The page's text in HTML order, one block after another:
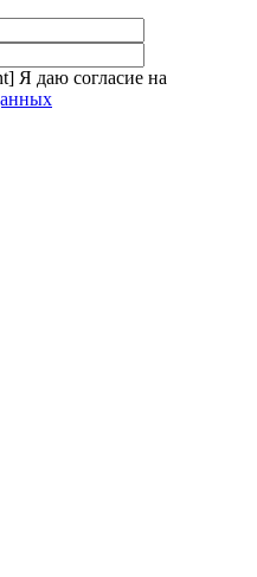
Я даю согласие на